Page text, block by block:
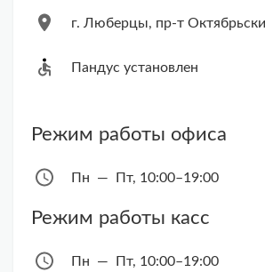
г. Люберцы, пр-т
Пандус установлен
Режим работы офиса
Пн — Пт, 10:00–19:00
Режим работы касс
Пн — Пт, 10:00–19:00